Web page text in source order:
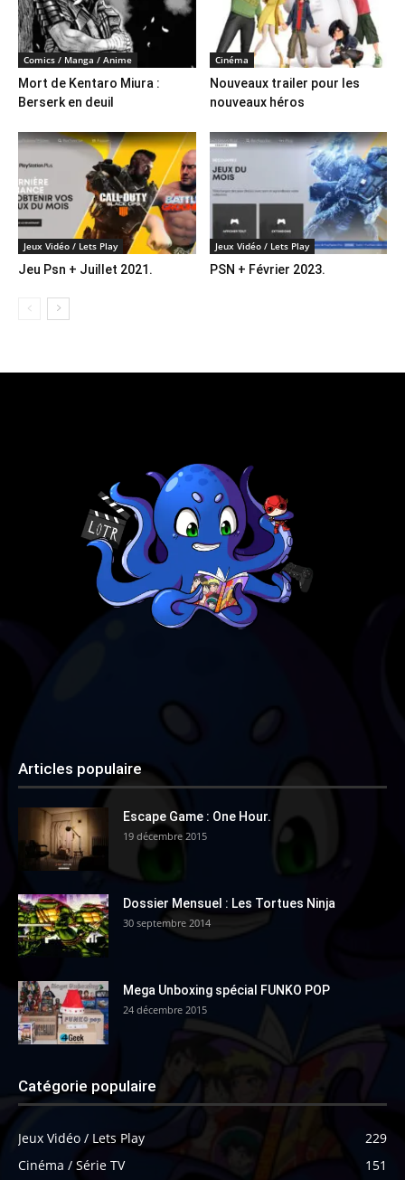
Comics / Manga / Anime
Mort de Kentaro Miura :
Berserk en deuil
Cinéma
Nouveaux trailer pour les
nouveaux héros
Jeux Vidéo / Lets Play
Jeu Psn + Juillet 2021.
Jeux Vidéo / Lets Play
PSN + Février 2023.
Articles populaire
Escape Game : One Hour.
19 décembre 2015
Dossier Mensuel : Les Tortues Ninja
30 septembre 2014
Mega Unboxing spécial FUNKO POP
24 décembre 2015
Catégorie populaire
Jeux Vidéo / Lets Play
229
Cinéma / Série TV
151